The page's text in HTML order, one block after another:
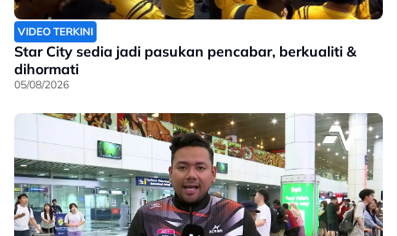
VIDEO TERKINI
Star City sedia jadi pasukan pencabar, berkualiti &
dihormati
05/08/2026